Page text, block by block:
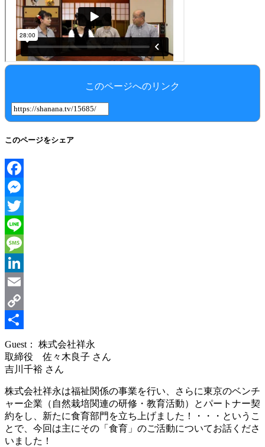
このページへのリンク
このページをシェア
Facebook
Messenger
Twitter
Line
Message
LinkedIn
Email
Copy
Link
共
有
Guest： 株式会社祥永
取締役 佐々木良子 さん
吉川千裕 さん
株式会社祥永は福祉関係の事業を行い、さらに東京のベンチ
ャー企業（自然栽培関連の研修・教育活動）とパートナー契
約をし、新たに食育部門を立ち上げました！・・・というこ
とで、今回は主にその「食育」のご活動についてお話くださ
いました！